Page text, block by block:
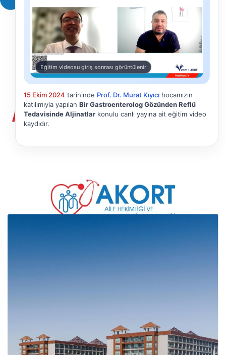
Eğitim videosu giriş sonrası görüntülenir
15 Ekim 2024 tarihinde Prof. Dr. Murat Kıyıcı hocamızın
katılımıyla yapılan Bir Gastroenterolog Gözünden Reflü
Tedavisinde Aljinatlar konulu canlı yayına ait eğitim video
kaydıdır.